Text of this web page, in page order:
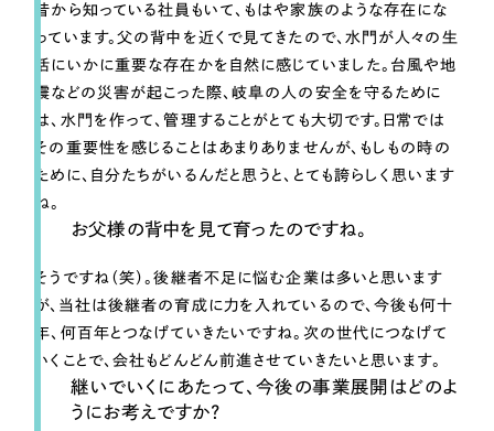
昔から知っている社員もいて、もはや家族のような存在にな
っています。父の背中を近くで見てきたので、水門が人々の生
活にいかに重要な存在かを自然に感じていました。台風や地
震などの災害が起こった際、岐阜の人の安全を守るために
は、水門を作って、管理することがとても大切です。日常では
その重要性を感じることはあまりありませんが、もしもの時の
ために、自分たちがいるんだと思うと、とても誇らしく思います
ね。
お父様の背中を見て育ったのですね。
そうですね（笑）。後継者不足に悩む企業は多いと思います
が、当社は後継者の育成に力を入れているので、今後も何十
年、何百年とつなげていきたいですね。次の世代につなげて
いくことで、会社もどんどん前進させていきたいと思います。
継いでいくにあたって、今後の事業展開はどのよ
うにお考えですか？